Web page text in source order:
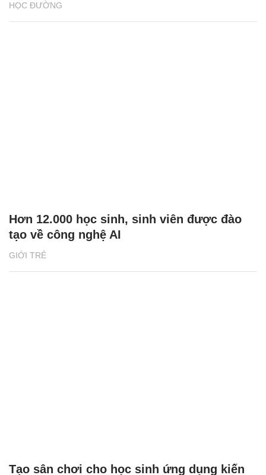
HỌC ĐƯỜNG
GIỚI TRẺ
Hơn 12.000 học sinh, sinh viên được đào
tạo về công nghệ AI
Tạo sân chơi cho học sinh ứng dụng kiến